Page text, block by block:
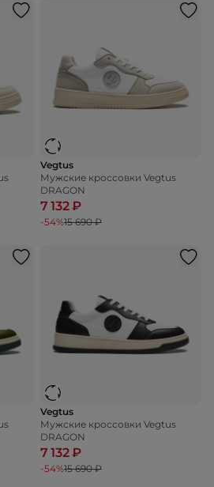
Vegtus
Мужские кроссовки Vegtus
DRAGON
7 132 ₽
-54%15 690 ₽
Vegtus
Мужские кроссовки Vegtus
DRAGON
7 132 ₽
-54%15 690 ₽